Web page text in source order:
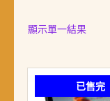
顯示單一結果
已售完